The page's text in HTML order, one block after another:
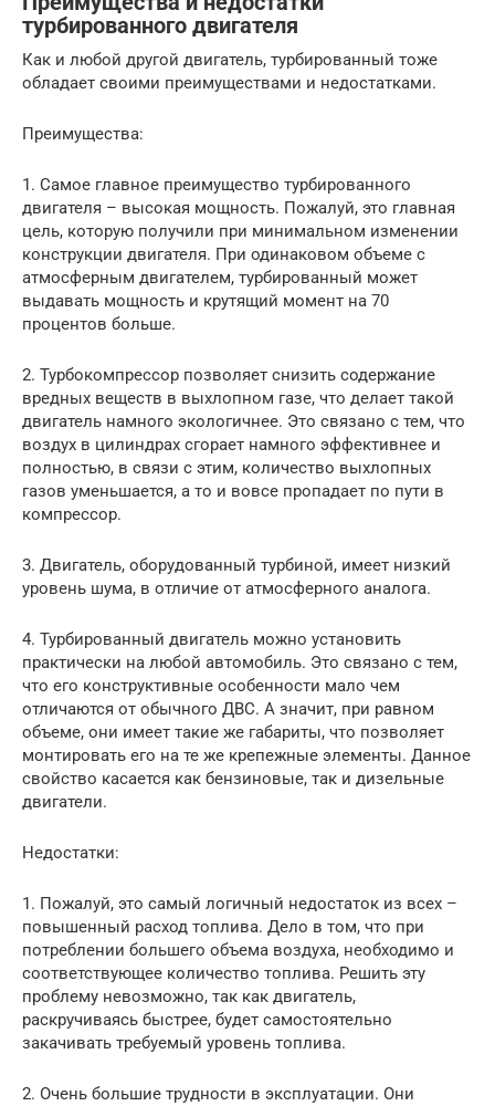
турбированного двигателя
Как и любой другой двигатель, турбированный тоже
обладает своими преимуществами и недостатками.
Преимущества:
1. Самое главное преимущество турбированного
двигателя – высокая мощность. Пожалуй, это главная
цель, которую получили при минимальном изменении
конструкции двигателя. При одинаковом объеме с
атмосферным двигателем, турбированный может
выдавать мощность и крутящий момент на 70
процентов больше.
2. Турбокомпрессор позволяет снизить содержание
вредных веществ в выхлопном газе, что делает такой
двигатель намного экологичнее. Это связано с тем, что
воздух в цилиндрах сгорает намного эффективнее и
полностью, в связи с этим, количество выхлопных
газов уменьшается, а то и вовсе пропадает по пути в
компрессор.
3. Двигатель, оборудованный турбиной, имеет низкий
уровень шума, в отличие от атмосферного аналога.
4. Турбированный двигатель можно установить
практически на любой автомобиль. Это связано с тем,
что его конструктивные особенности мало чем
отличаются от обычного ДВС. А значит, при равном
объеме, они имеет такие же габариты, что позволяет
монтировать его на те же крепежные элементы. Данное
свойство касается как бензиновые, так и дизельные
двигатели.
Недостатки:
1. Пожалуй, это самый логичный недостаток из всех –
повышенный расход топлива. Дело в том, что при
потреблении большего объема воздуха, необходимо и
соответствующее количество топлива. Решить эту
проблему невозможно, так как двигатель,
раскручиваясь быстрее, будет самостоятельно
закачивать требуемый уровень топлива.
2. Очень большие трудности в эксплуатации. Они